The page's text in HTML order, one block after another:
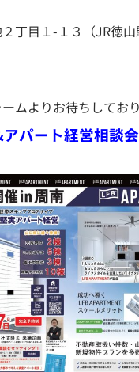
丁目１-１３（JR徳山
ムよりお待ちしており
パート経営相談